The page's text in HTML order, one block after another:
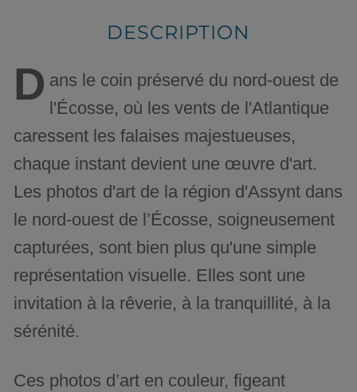
DESCRIPTION
D ans le coin préservé du nord-ouest de
l'Écosse, où les vents de l'Atlantique
caressent les falaises majestueuses,
chaque instant devient une œuvre d'art.
Les photos d'art de la région d'Assynt dans
le nord-ouest de l’Écosse, soigneusement
capturées, sont bien plus qu'une simple
représentation visuelle. Elles sont une
invitation à la rêverie, à la tranquillité, à la
sérénité.
Ces photos d’art en couleur, figeant